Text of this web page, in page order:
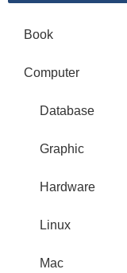
Book
Computer
Database
Graphic
Hardware
Linux
Mac